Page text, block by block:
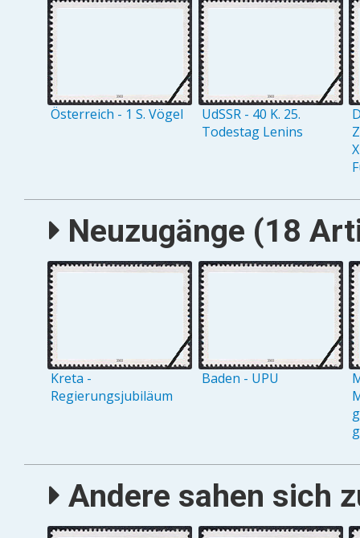
Österreich - 1 S. Vögel
UdSSR - 40 K. 25.
Todestag Lenins
Neuzugänge (18
Kreta -
Regierungsjubiläum
Baden - UPU
Andere sahen sich